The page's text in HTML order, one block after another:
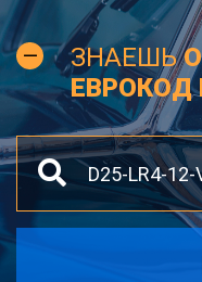
ЗНАЕШЬ
ЕВРОКОД